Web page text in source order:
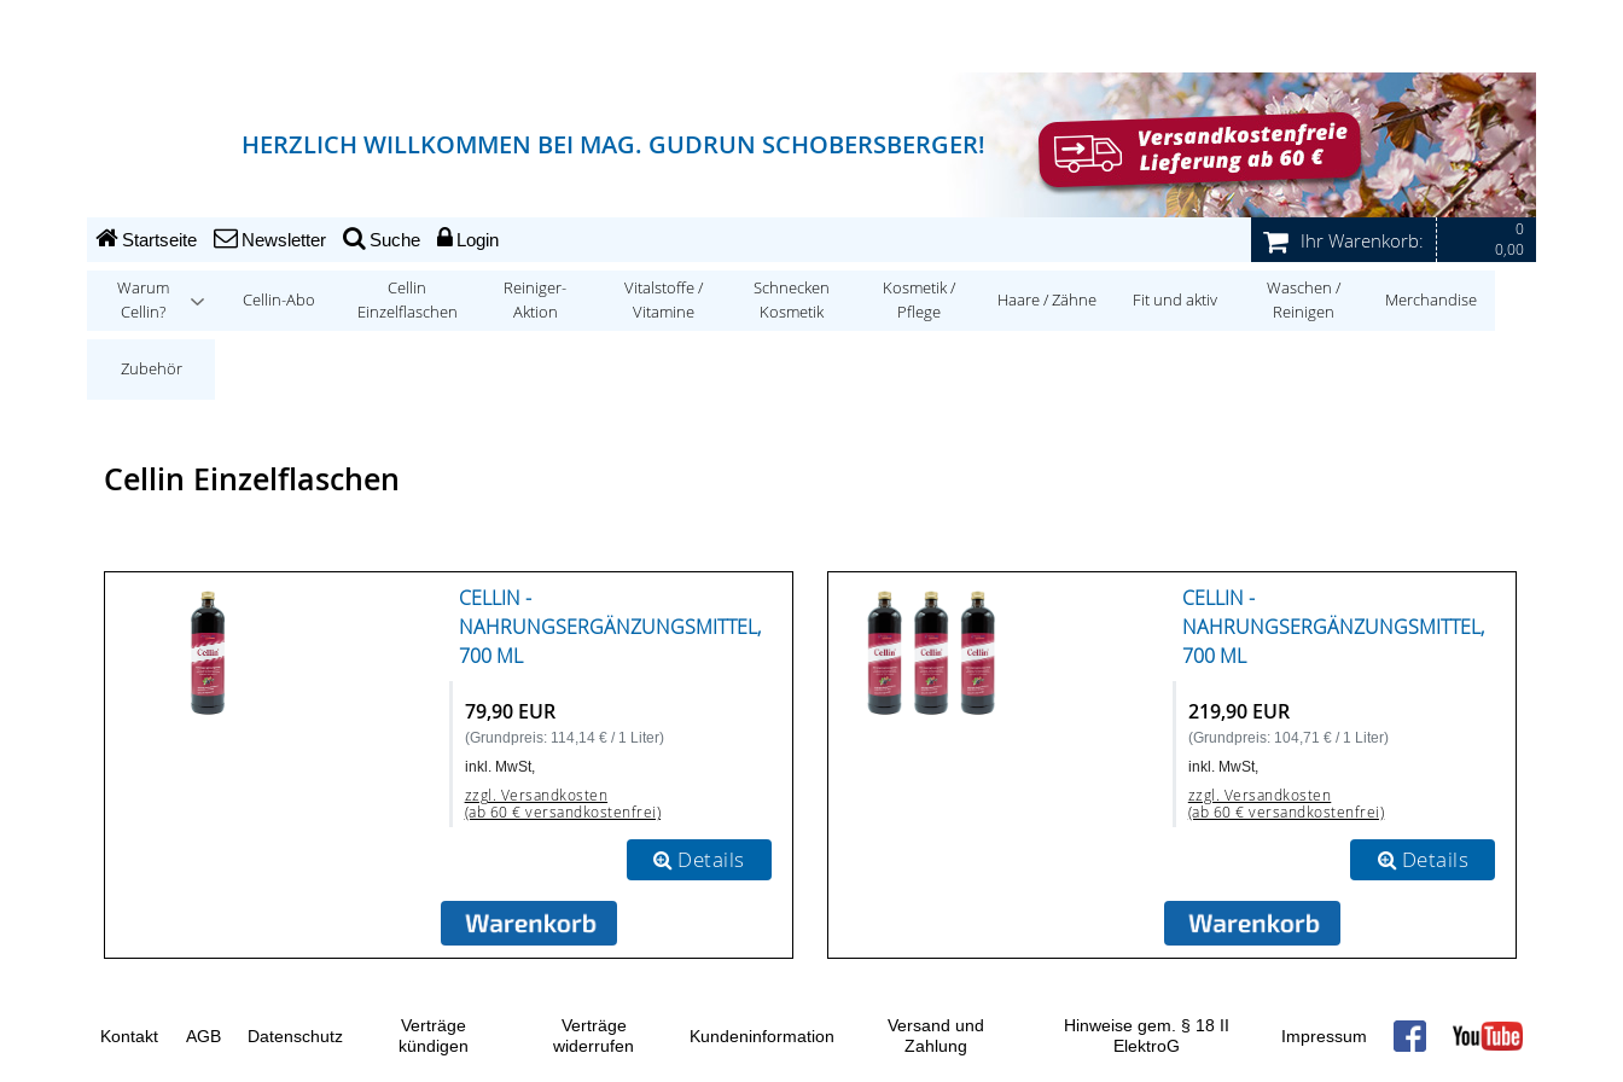
HERZLICH WILLKOMMEN BEI MAG. GUDRUN SCHOBERSBERGER!
Ihr Warenkorb:
0
0,00
Startseite Newsletter Suche Login
Warum
Cellin?
Cellin-Abo
Cellin
Einzelflaschen
Reiniger-
Aktion
Vitalstoffe /
Vitamine
Schnecken
Kosmetik
Kosmetik /
Pflege
Haare / Zähne Fit und aktiv
Waschen /
Reinigen
Merchandise
Zubehör
Cellin Einzelflaschen
CELLIN -
NAHRUNGSERGÄNZUNGSMITTEL,
700 ML
79,90 EUR
(Grundpreis: 114,14 € / 1 Liter)
inkl. MwSt,
zzgl. Versandkosten
(ab 60 € versandkostenfrei)
Details
CELLIN -
NAHRUNGSERGÄNZUNGSMITTEL,
700 ML
219,90 EUR
(Grundpreis: 104,71 € / 1 Liter)
inkl. MwSt,
zzgl. Versandkosten
(ab 60 € versandkostenfrei)
Details
Kontakt AGB Datenschutz
Verträge
kündigen
Verträge
widerrufen
Kundeninformation
Versand und
Zahlung
Hinweise gem. § 18 II
ElektroG
Impressum